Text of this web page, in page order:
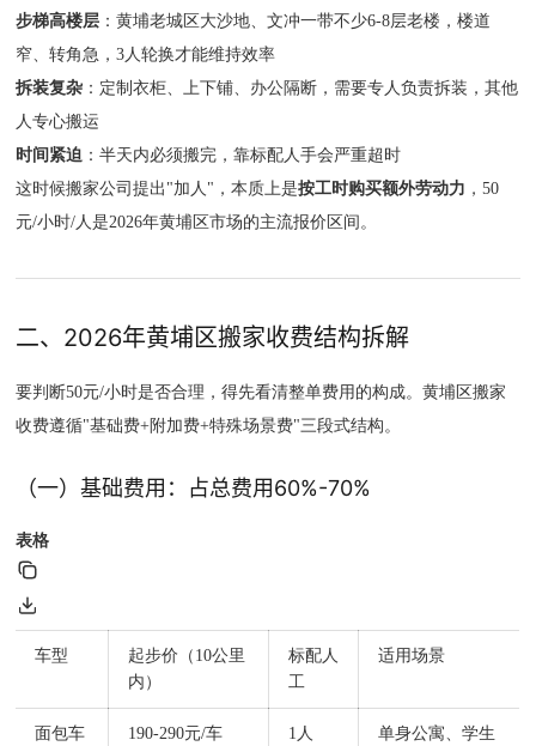
步梯高楼层 ：黄埔老城区大沙地、文冲一带不少6-8层老楼，楼道
窄、转角急，3人轮换才能维持效率
拆装复杂 ：定制衣柜、上下铺、办公隔断，需要专人负责拆装，其他
人专心搬运
时间紧迫 ：半天内必须搬完，靠标配人手会严重超时
这时候搬家公司提出"加人"，本质上是按工时购买额外劳动力 ，50
元/小时/人是2026年黄埔区市场的主流报价区间。
二、2026年黄埔区搬家收费结构拆解
要判断50元/小时是否合理，得先看清整单费用的构成。黄埔区搬家
收费遵循"基础费+附加费+特殊场景费"三段式结构。
（一）基础费用：占总费用60%-70%
表格
车型
起步价（10公里
内）
标配人
工
适用场景
面包车 190-290元/车 1人
单身公寓、学生